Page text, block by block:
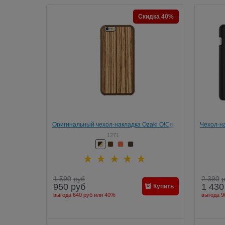
Оригинальный чехол-накладка Ozaki O!Coat
0.3 + Wood для iPhone 6/6s
1271
Скидка 40%
1 590 руб
950 руб
выгода 640 руб или 40%
Купить
Чехол-
2 390
1 430
выгода